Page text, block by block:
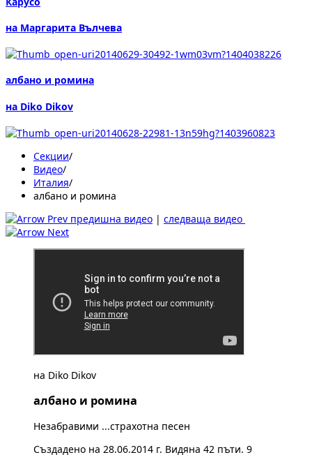
на Маргарита Вълчева
албано и ромина
на Diko Dikov
Секции/
Видеo/
Италия/
албано и ромина
предишна видео | следваща видео
на Diko Dikov
албано и ромина
Незабравими ...страхотна песен
Създадено на 28.06.2014 г. Видяна 42 пъти. 9